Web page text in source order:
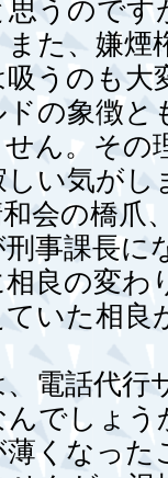
うので
た、嫌煙
うのも大
の象徴と
ん。その
い気がし
会の橋爪
刑事課長
良の変
ていた相
電話代行
でしょう
くなった